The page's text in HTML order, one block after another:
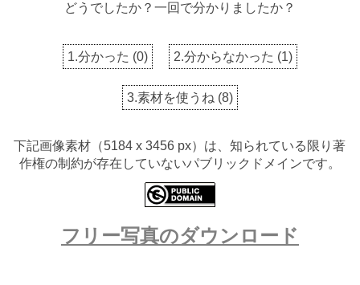
どうでしたか？一回で分かりましたか？
1.分かった (0) 2.分からなかった (1)
3.素材を使うね (8)
下記画像素材（5184 x 3456 px）は、知られている限り著
作権の制約が存在していないパブリックドメインです。
フリー写真のダウンロード